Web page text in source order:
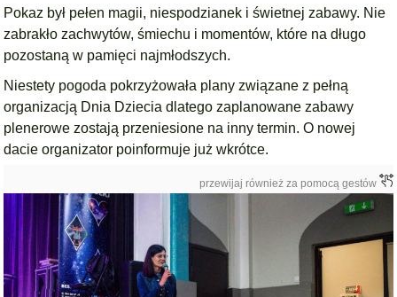
Pokaz był pełen magii, niespodzianek i świetnej zabawy. Nie
zabrakło zachwytów, śmiechu i momentów, które na długo
pozostaną w pamięci najmłodszych.
Niestety pogoda pokrzyżowała plany związane z pełną
organizacją Dnia Dziecia dlatego zaplanowane zabawy
plenerowe zostają przeniesione na inny termin. O nowej
dacie organizator poinformuje już wkrótce.
przewijaj również za pomocą gestów